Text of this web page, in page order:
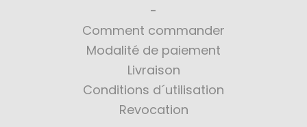
Comment commander
Modalité de paiement
Livraison
Conditions d´utilisation
Revocation